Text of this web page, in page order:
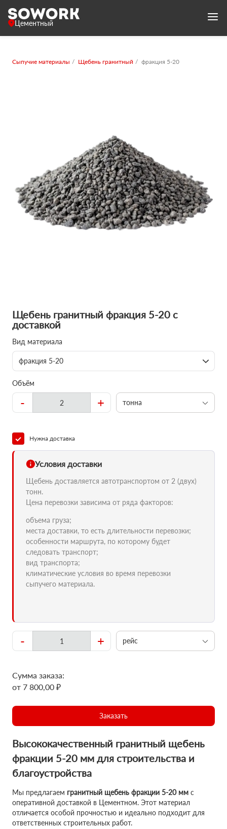
Цементный
Сыпучие материалы Щебень гранитный фракция 5-20
Щебень гранитный фракция 5-20 с
доставкой
Вид материала
фракция 5-20
Объём
- + тонна
Нужна доставка
Условия доставки
Щебень доставляется автотранспортом от 2 (двух)
тонн.
Цена перевозки зависима от ряда факторов:
объема груза;
места доставки, то есть длительности перевозки;
особенности маршрута, по которому будет
следовать транспорт;
вид транспорта;
климатические условия во время перевозки
сыпучего материала.
- + рейс
Сумма заказа:
от 7 800,00 ₽
Заказать
Высококачественный гранитный щебень
фракции 5-20 мм для строительства и
благоустройства
Мы предлагаем гранитный щебень фракции 5-20 мм с
оперативной доставкой в Цементном. Этот материал
отличается особой прочностью и идеально подходит для
ответственных строительных работ.